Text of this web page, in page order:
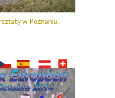
w Poznaniu.